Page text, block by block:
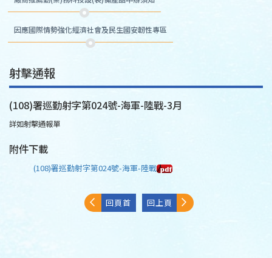
因應國際情勢強化經濟社會及民生國安韌性專區
射擊通報
(108)署巡勤射字第024號-海軍-陸戰-3月
詳如射擊通報單
附件下載
(108)署巡勤射字第024號-海軍-陸戰
回頁首 回上頁